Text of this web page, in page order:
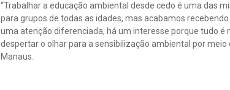
“Trabalhar a educação ambiental desde cedo é uma das
para grupos de todas as idades, mas acabamos
uma atenção diferenciada, há um interesse porque tudo é
despertar o olhar para a sensibilização ambiental por meio
Manaus.